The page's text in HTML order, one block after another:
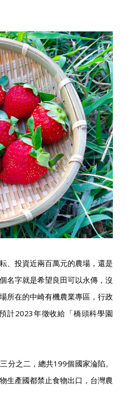
、投資近兩百萬元的農場，還是
名字就是希望良田可以永傳，沒
所在的中崎有機農業專區，行政
計2023年徵收給「橋頭科學園
分之二，總共199個國家淪陷。
生產國都禁止食物出口，台灣農